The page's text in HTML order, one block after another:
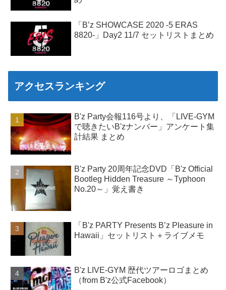
「B’z SHOWCASE 2020 -5 ERAS
8820-」Day2 11/7 セットリストまとめ
アクセスランキング
B'z Party会報116号より、「LIVE-GYM
で聴きたいB'zナンバー」アンケート集
計結果 まとめ
B'z Party 20周年記念DVD「B'z Official
Bootleg Hidden Treasure ～Typhoon
No.20～」覚え書き
「B'z PARTY Presents B’z Pleasure in
Hawaii」セットリスト＋ライブメモ
B'z LIVE-GYM 歴代ツアーロゴまとめ
（from B'z公式Facebook）